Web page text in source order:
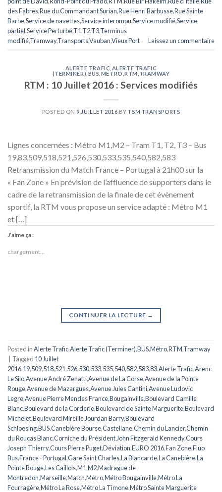
des Fabres,Rue du Commandant Surian,Rue Henri Barbusse,Rue Sainte
Barbe,Service de navettes,Service interompu,Service modifié,Service
partiel,Service Perturbé,T1,T2,T3,Terminus
modifié,Tramway,Transports,Vauban,Vieux Port Laissez un commentaire
ALERTE TRAFIC ALERTE TRAFIC
(TERMINER) BUS MÉTRO ,RTM TRAMWAY
RTM : 10 Juillet 2016 : Services modifiés
POSTED ON 9 JUILLET 2016 BYTSM TRANSPORTS
Lignes concernées : Métro M1,M2 – Tram T1, T2, T3 – Bus
19,83,509,518,521,526,530,533,535,540,582,583
Retransmission du Match France – Portugal à 21h00 sur la
« Fan Zone » En prévision de l’affluence de supporters dans le
cadre de la retransmission de la finale de cet évènement
sportif, la RTM vous propose un service adapté : Métro M1
et […]
J’aime ça :
chargement…
CONTINUER LA LECTURE →
Posted inAlerte Trafic,Alerte Trafic (Terminer),BUS,Métro,RTM,Tramway
Tagged 10 Juillet
2016,19,509,518,521,526,530,533,535,540,582,583,83,Alerte Trafic,Arenc
Le Silo,Avenue André Zenatti,Avenue de La Corse,Avenue de la Pointe
Rouge,Avenue de Mazargues,Avenue Jules Cantini,Avenue Ludovic
Legre,Avenue Pierre Mendes France,Bougainville,Boulevard Camille
Blanc,Boulevard de la Corderie,Boulevard de Sainte Marguerite,Boulevard
Michelet,Boulevard Mireille Jourdan Barry,Boulevard
Schloesing,BUS,Canebière Bourse,Castellane,Chemin du Lancier,Chemin
du Roucas Blanc,Corniche du Président John Fitzgerald Kennedy,Cours
Joseph Thierry,Cours Pierre Puget,Déviation,EURO 2016,Fan Zone,Fluo
Bus,France - Portugal,Gare Saint Charles,La Blancarde,La Canebière,La
Pointe Rouge,Les Caillols,M1,M2,Madrague de
Montredon,Marseille,Match,Métro,Métro Bougainville,Métro La
Fourragère,Métro La Rose,Métro La Timone,Métro Sainte Marguerite